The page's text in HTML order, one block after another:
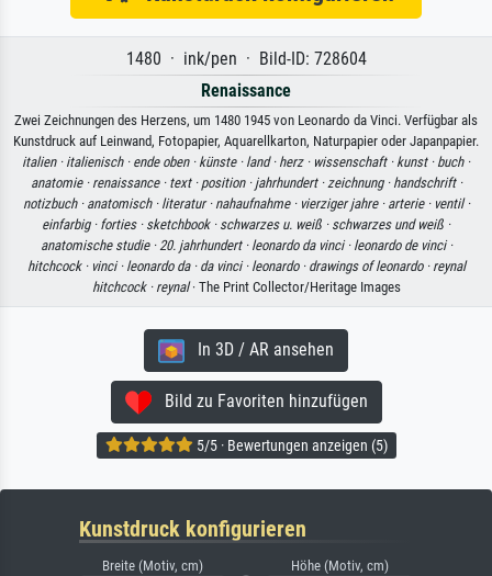
1480 · ink/pen · Bild-ID: 728604
Renaissance
Zwei Zeichnungen des Herzens, um 1480 1945 von Leonardo da Vinci. Verfügbar als
Kunstdruck auf Leinwand, Fotopapier, Aquarellkarton, Naturpapier oder Japanpapier.
italien · italienisch · ende oben · künste · land · herz · wissenschaft · kunst · buch ·
anatomie · renaissance · text · position · jahrhundert ·zeichnung · handschrift ·
notizbuch · anatomisch · literatur · nahaufnahme · vierziger jahre · arterie · ventil ·
einfarbig · forties · sketchbook · schwarzes u. weiß · schwarzes und weiß ·
anatomische studie ·20. jahrhundert · leonardo da vinci · leonardo de vinci ·
hitchcock · vinci · leonardo da · da vinci · leonardo · drawings of leonardo · reynal
hitchcock · reynal· The Print Collector/Heritage Images
In 3D / AR ansehen
Bild zu Favoriten hinzufügen
5/5 · Bewertungen anzeigen (5)
Kunstdruck konfigurieren
Breite (Motiv, cm) Höhe (Motiv, cm)